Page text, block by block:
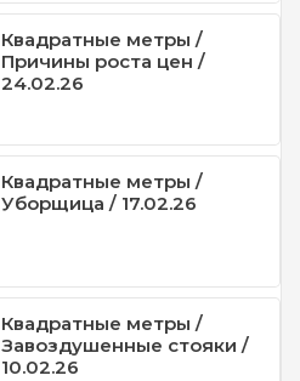
Квадратные метры /
Причины роста цен /
24.02.26
Квадратные метры /
Уборщица / 17.02.26
Квадратные метры /
Завоздушенные стояки /
10.02.26